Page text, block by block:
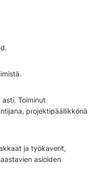
Toiminut
projektipäällikkönä
ja työkaverit,
asioiden